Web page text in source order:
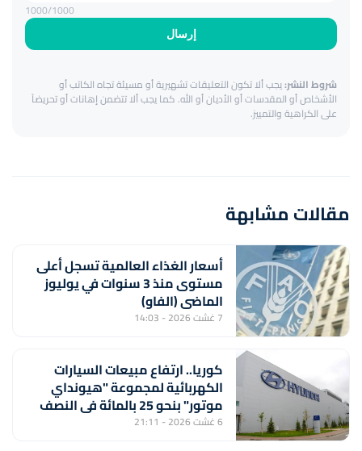
إرسال
1000/1000
شروط النشر:يجب ألا تكون التعليقات تشهيرية أو مسيئة تجاه الكاتب أو
الأشخاص أو المقدسات أو الأديان أو الله. كما يجب ألا تتضمن إهانات أو تحريضاً
على الكراهية والتمييز.
مقالات مشابهة
أسعار الغذاء العالمية تسجل أعلى
مستوى منذ 3 سنوات في يوليوز
الماضي (الفاو)
7 غشت 2026 - 14:03
كوريا.. ارتفاع مبيعات السيارات
الكهربائية لمجموعة "هيونداي
موتور" بنحو 25 بالمائة في النصف
الأول من السنة
6 غشت 2026 - 21:11